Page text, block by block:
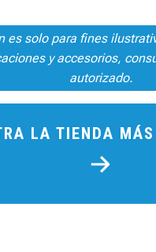
es solo para fines
y accesorios,
autorizado.
LA TIENDA